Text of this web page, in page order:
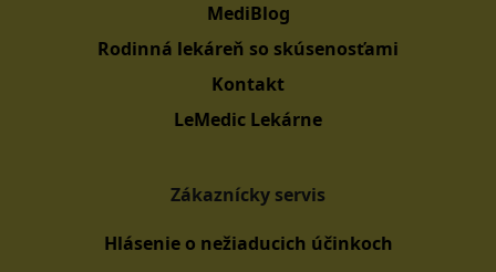
MediBlog
Rodinná lekáreň so skúsenosťami
Kontakt
LeMedic Lekárne
Zákaznícky servis
Hlásenie o nežiaducich účinkoch